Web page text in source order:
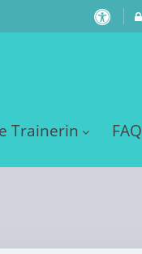
Trainerin FAQ